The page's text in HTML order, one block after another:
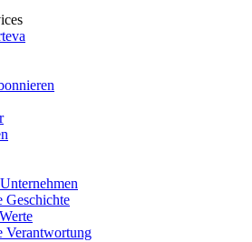
Geschichte
Verantwortung